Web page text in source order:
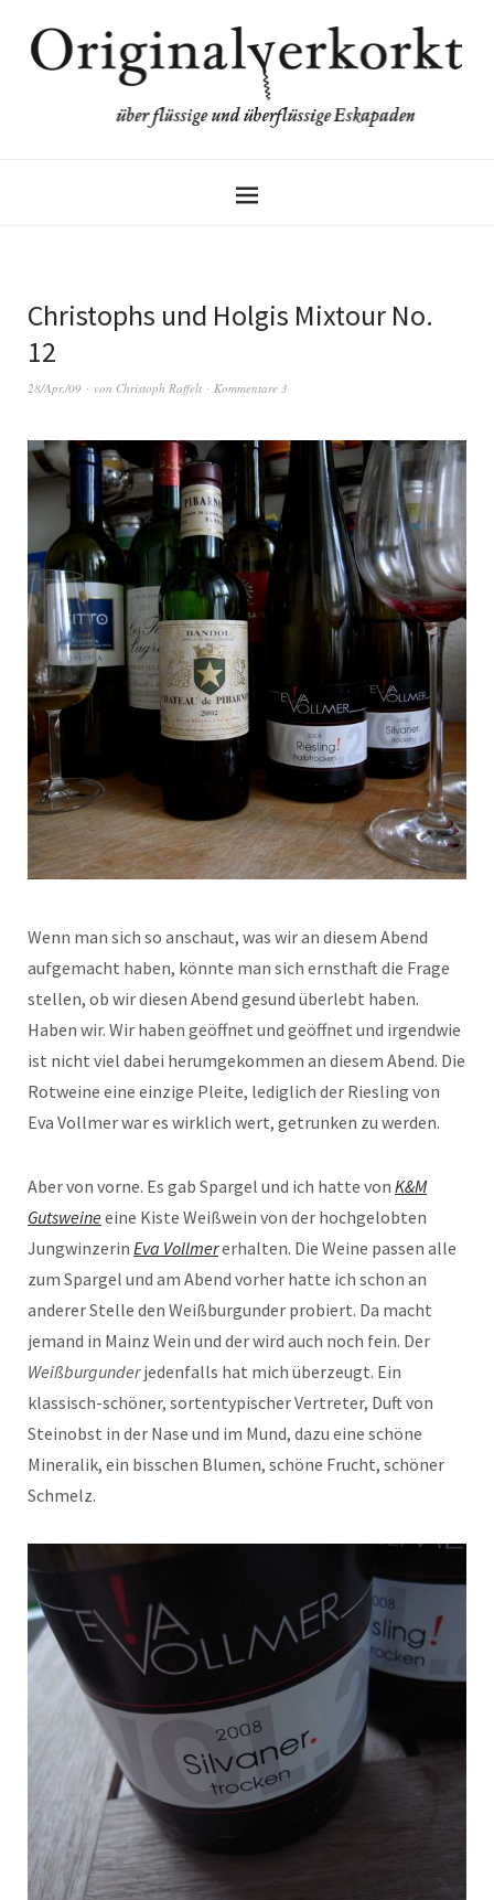
Christophs und Holgis Mixtour No.
12
28/Apr./09 von Christoph Raffelt Kommentare 3
Wenn man sich so anschaut, was wir an diesem Abend
aufgemacht haben, könnte man sich ernsthaft die Frage
stellen, ob wir diesen Abend gesund überlebt haben.
Haben wir. Wir haben geöffnet und geöffnet und irgendwie
ist nicht viel dabei herumgekommen an diesem Abend. Die
Rotweine eine einzige Pleite, lediglich der Riesling von
Eva Vollmer war es wirklich wert, getrunken zu werden.
Aber von vorne. Es gab Spargel und ich hatte von K&M
Gutsweine eine Kiste Weißwein von der hochgelobten
Jungwinzerin Eva Vollmererhalten. Die Weine passen alle
zum Spargel und am Abend vorher hatte ich schon an
anderer Stelle den Weißburgunder probiert. Da macht
jemand in Mainz Wein und der wird auch noch fein. Der
Weißburgunderjedenfalls hat mich überzeugt. Ein
klassisch-schöner, sortentypischer Vertreter, Duft von
Steinobst in der Nase und im Mund, dazu eine schöne
Mineralik, ein bisschen Blumen, schöne Frucht, schöner
Schmelz.